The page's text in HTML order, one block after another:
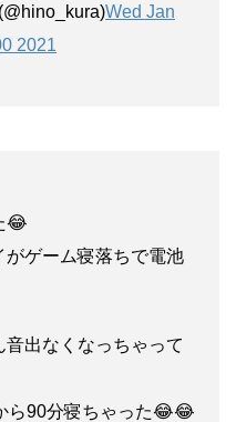
Wed Jan
2021
😂
がゲーム寝落ちで電池
音出なくなっちゃって
ら90分寝ちゃった😂😂